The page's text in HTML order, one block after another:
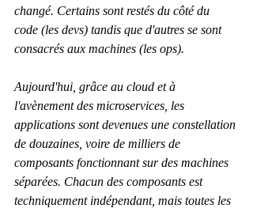
changé. Certains sont restés du côté du
code (les devs) tandis que d'autres se sont
consacrés aux machines (les ops).
Aujourd'hui, grâce au cloud et à
l'avènement des microservices, les
applications sont devenues une constellation
de douzaines, voire de milliers de
composants fonctionnant sur des machines
séparées. Chacun des composants est
techniquement indépendant, mais toutes les